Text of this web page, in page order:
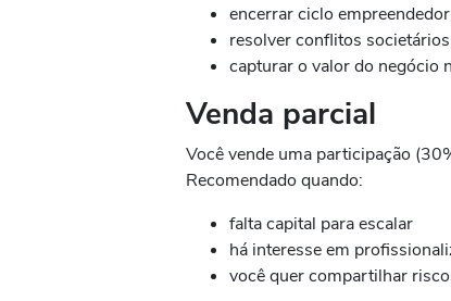
encerrar ciclo empreendedor
resolver conflitos societários
capturar o valor do negócio
Venda parcial
Você vende uma participação
Recomendado quando:
falta capital para escalar
há interesse em
você quer compartilhar